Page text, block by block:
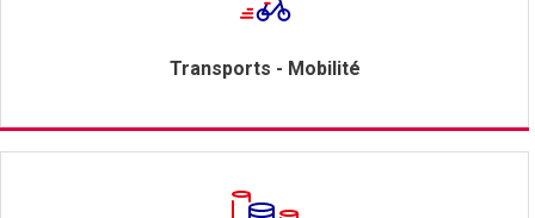
Transports - Mobilité